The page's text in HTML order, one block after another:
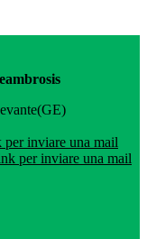
inviare una mail
per inviare una mail